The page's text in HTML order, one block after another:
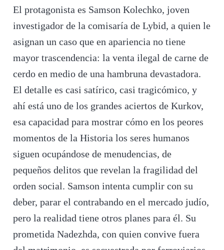
El protagonista es Samson Kolechko, joven
investigador de la comisaría de Lybid, a quien le
asignan un caso que en apariencia no tiene
mayor trascendencia: la venta ilegal de carne de
cerdo en medio de una hambruna devastadora.
El detalle es casi satírico, casi tragicómico, y
ahí está uno de los grandes aciertos de Kurkov,
esa capacidad para mostrar cómo en los peores
momentos de la Historia los seres humanos
siguen ocupándose de menudencias, de
pequeños delitos que revelan la fragilidad del
orden social. Samson intenta cumplir con su
deber, parar el contrabando en el mercado judío,
pero la realidad tiene otros planes para él. Su
prometida Nadezhda, con quien convive fuera